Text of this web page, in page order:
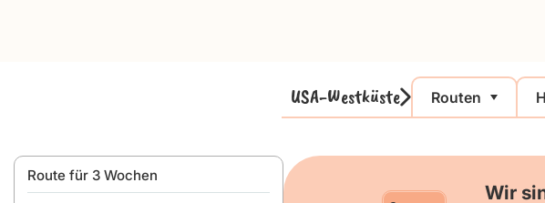
USA-Westküste Routen
Route für 3 Wochen
Wir